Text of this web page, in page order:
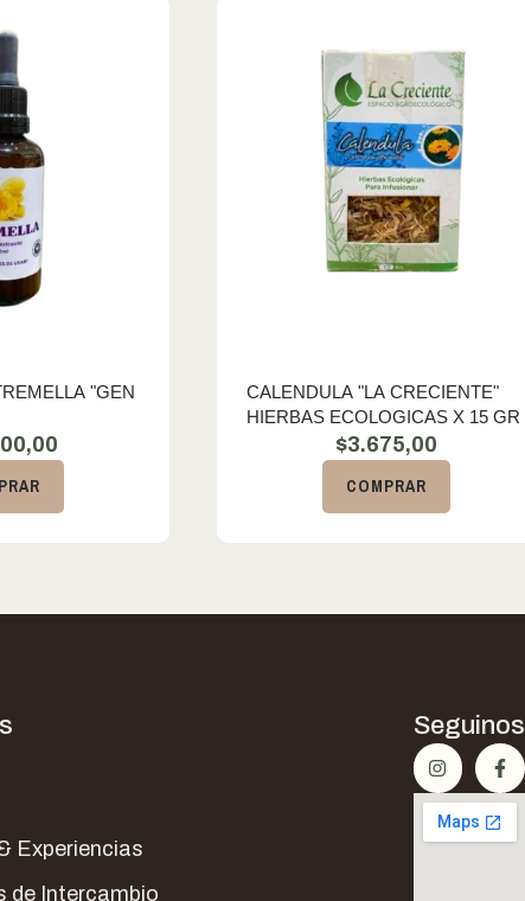
"GEN
CALENDULA "LA CRECIENTE"
HIERBAS ECOLOGICAS X 15 GR
$3.675,00
COMPRAR
Experiencias
de Intercambio
Seguinos